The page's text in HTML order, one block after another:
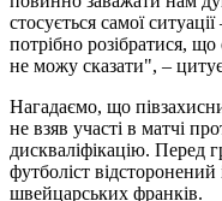
стосується самої
потрібно розібратися, що
не можу сказати", –
Нагадаємо, що
не взяв участі в матчі
дискваліфікацію.
футболіст
швейцарських франків.